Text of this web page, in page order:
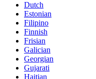
Dutch
Estonian
Filipino
Finnish
Frisian
Galician
Georgian
Gujarati
Haitian